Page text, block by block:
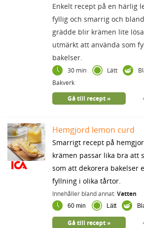
Enkelt recept på en härlig
fyllig och smarrig och
grädde blir krämen lite
utmärkt att använda som
bakelser.
30 min Lätt
Bakverk
Gå till recept
Hemgjord lemon curd
Smarrigt recept på
krämen passar lika bra att
som att dekorera bakelser
fyllning i olika tårtor.
Innehåller bland annat:Vatten
60 min Lätt
Gå till recept